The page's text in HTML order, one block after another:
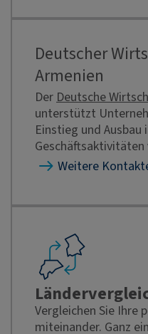
Deutscher
Armenien
Der Deutsche
unterstützt
Einstieg und
Geschäftsaktivitäten
Weitere
Vergleichen Sie Ihre
miteinander. Ganz